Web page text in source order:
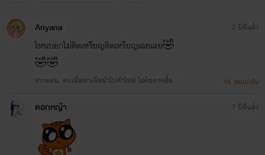
Anyana
ไหนบอกไม่ติดเหรียญติดเหรียญเฉยเลย🤣
🤣🤣
จากตอน: ลบเนื้อหาเพื่อนำไปทำใหม่ ไม่ต้องกดซื้อนะ
2 ปีที่แล้ว
ตอบกลับ
ดอกหญ้า 7 ปีที่แล้ว